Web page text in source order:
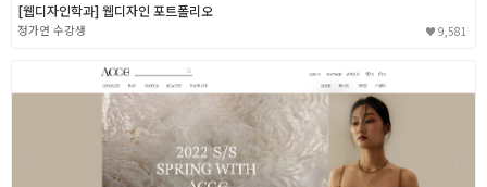
[웹디자인학과] 웹디자인 포트폴리오
정가연 9,581